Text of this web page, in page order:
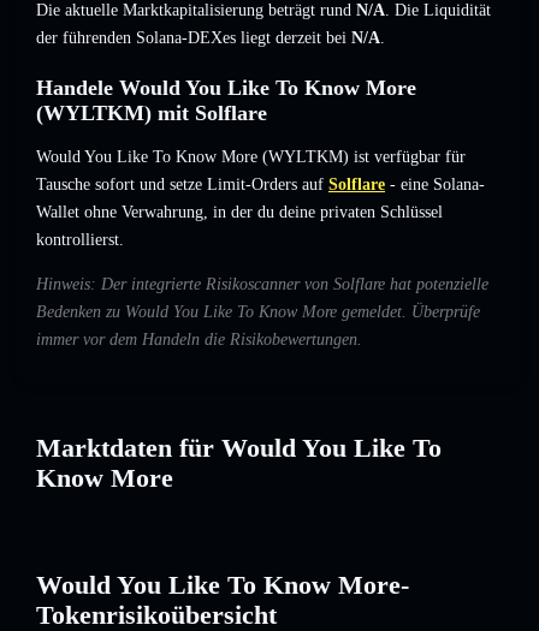
Die aktuelle Marktkapitalisierung beträgt rund N/A. Die Liquidität
der führenden Solana-DEXes liegt derzeit bei N/A.
Handele Would You Like To Know More
(WYLTKM) mit Solflare
Would You Like To Know More (WYLTKM) ist verfügbar für
Tausche sofort und setze Limit-Orders auf Solflare - eine Solana-
Wallet ohne Verwahrung, in der du deine privaten Schlüssel
kontrollierst.
Hinweis: Der integrierte Risikoscanner von Solflare hat potenzielle
Bedenken zu Would You Like To Know More gemeldet. Überprüfe
immer vor dem Handeln die Risikobewertungen.
Marktdaten für Would You Like To
Know More
Would You Like To Know More-
Tokenrisikoübersicht